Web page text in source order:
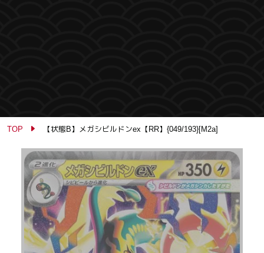
TOP 【状態B】メガシビルドンex【RR】{049/193}[M2a]